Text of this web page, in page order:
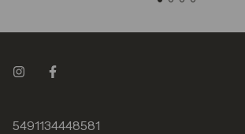
5491134448581